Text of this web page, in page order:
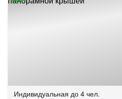
Индивидуальная до 4 чел.